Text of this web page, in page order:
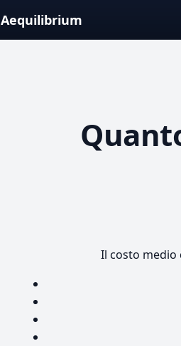
Aequilibrium
Il costo medio